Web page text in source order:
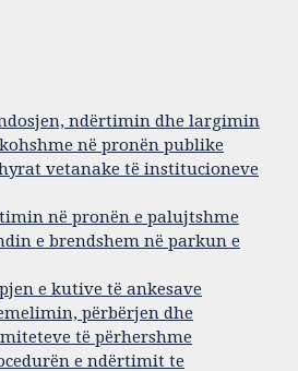
ndërtimin dhe largimin
në pronën publike
vetanake të institucioneve
në pronën e palujtshme
e brendshem në parkun e
e kutive të ankesave
përbërjen dhe
të përhershme
e ndërtimit te